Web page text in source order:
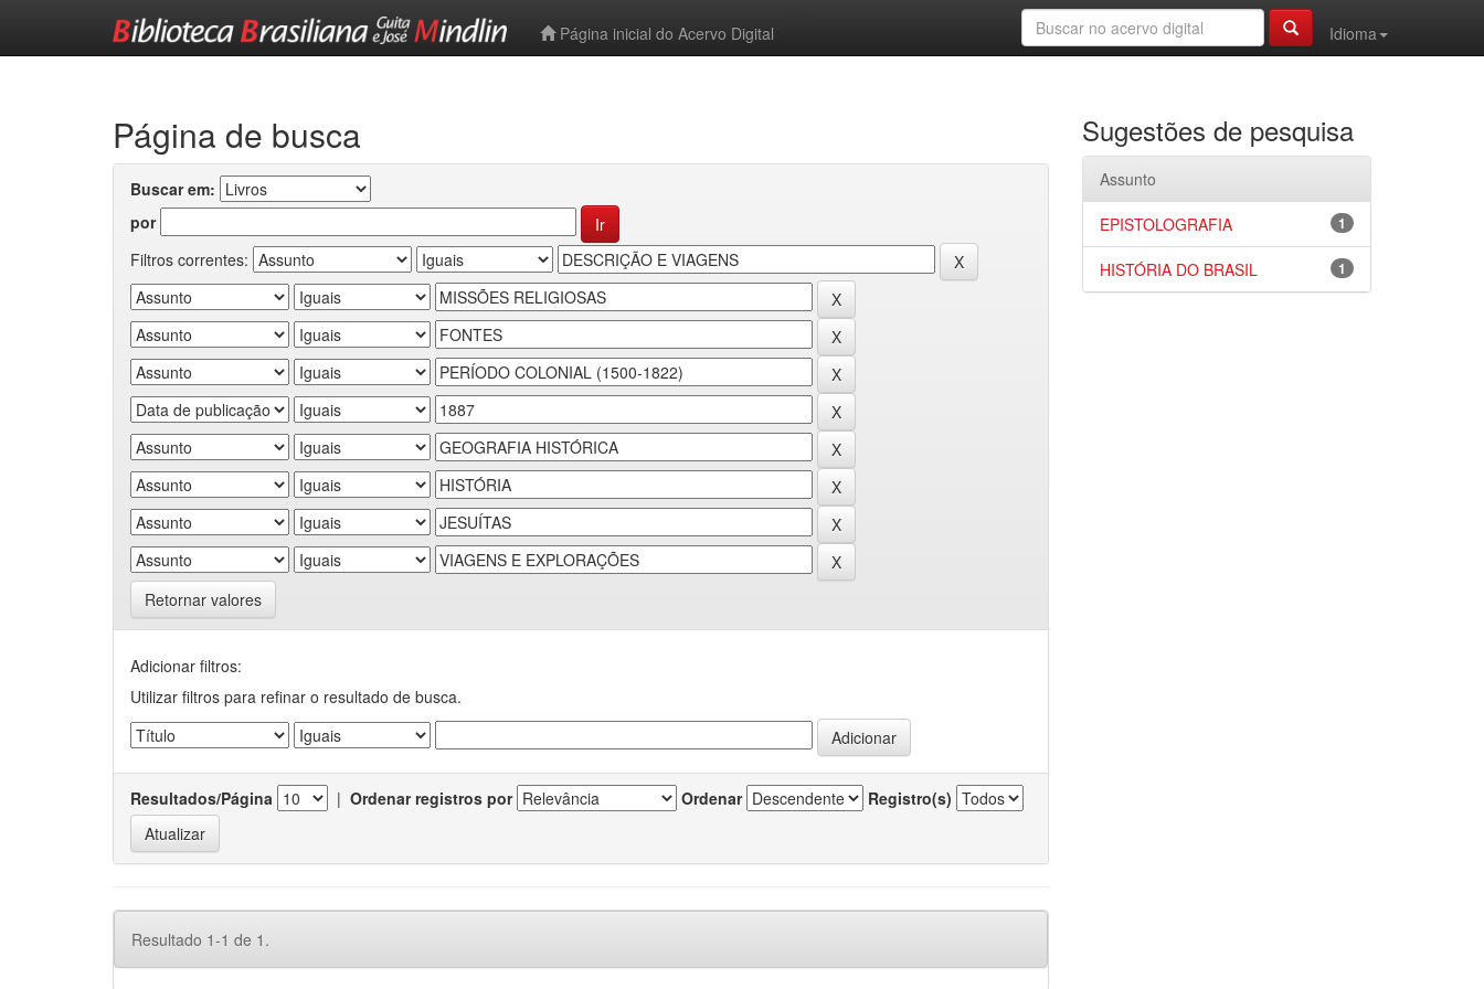
Página inicial do Acervo Digital
Idioma
Página de busca
Buscar em:
por
Filtros correntes:
Retornar valores
Adicionar filtros:
Utilizar filtros para refinar o resultado de busca.
Resultados/Página | Ordenar registros por Ordenar Registro(s)
Resultado 1-1 de 1.
Sugestões de pesquisa
Assunto
1
EPISTOLOGRAFIA
1
HISTÓRIA DO BRASIL